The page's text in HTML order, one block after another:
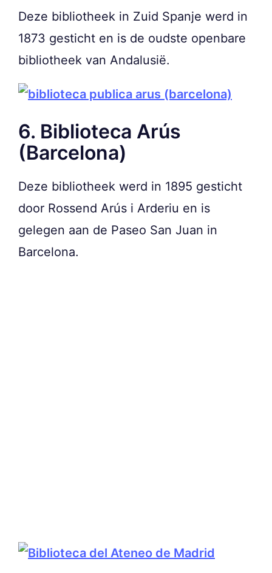
Deze bibliotheek in Zuid Spanje werd in
1873 gesticht en is de oudste openbare
bibliotheek van Andalusië.
6. Biblioteca Arús
(Barcelona)
Deze bibliotheek werd in 1895 gesticht
door Rossend Arús i Arderiu en is
gelegen aan de Paseo San Juan in
Barcelona.